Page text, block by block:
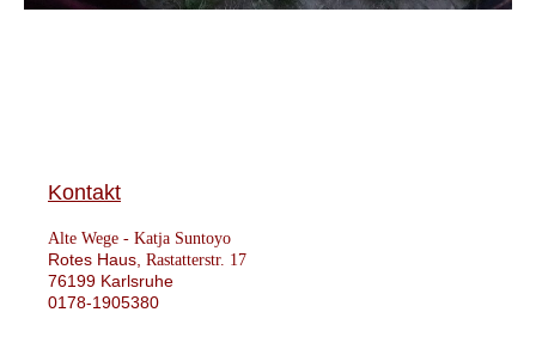
Kontakt
Alte Wege - Katja Suntoyo
Rotes Haus, Rastatterstr. 17
76199 Karlsruhe
0178-1905380